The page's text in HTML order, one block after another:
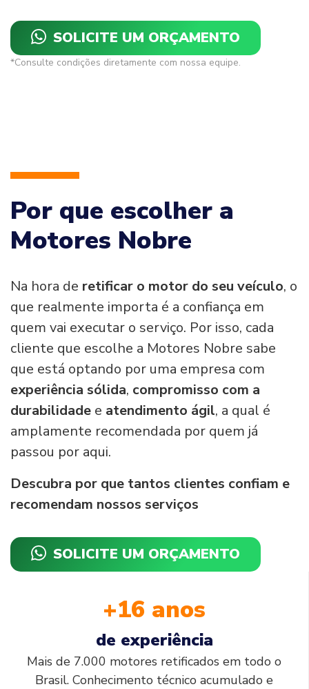
SOLICITE UM ORÇAMENTO
*Consulte condições diretamente com nossa equipe.
Por que escolher a
Motores Nobre
Na hora de retificar o motor do seu veículo, o
que realmente importa é a confiança em
quem vai executar o serviço. Por isso, cada
cliente que escolhe a Motores Nobre sabe
que está optando por uma empresa com
experiência sólida, compromisso com a
durabilidade e atendimento ágil, a qual é
amplamente recomendada por quem já
passou por aqui.
Descubra por que tantos clientes confiam e
recomendam nossos serviços
SOLICITE UM ORÇAMENTO
+16 anos
de experiência
Mais de 7.000 motores retificados em todo o
Brasil. Conhecimento técnico acumulado e